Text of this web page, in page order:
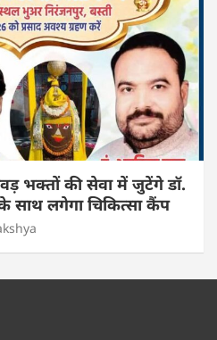
भक्तों की सेवा में जुटेंगे डॉ.
साथ लगेगा चिकित्सा कैंप